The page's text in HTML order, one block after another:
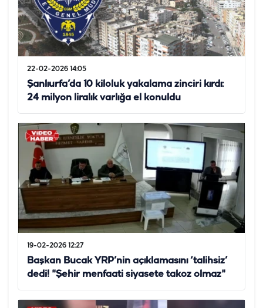
22-02-2026 14:05
Şanlıurfa’da 10 kiloluk yakalama zinciri kırdı:
24 milyon liralık varlığa el konuldu
19-02-2026 12:27
Başkan Bucak YRP’nin açıklamasını ‘talihsiz’
dedi! "Şehir menfaati siyasete takoz olmaz"